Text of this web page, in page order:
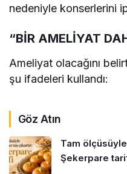
nedeniyle konserlerini
“BİR AMELİYAT
Ameliyat olacağını
şu ifadeleri kullandı:
Göz Atın
Tam
Şekerpare